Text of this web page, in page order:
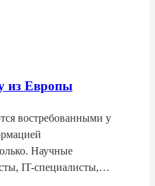
из Европы
востребованными у
Научные
IT-специалисты,…